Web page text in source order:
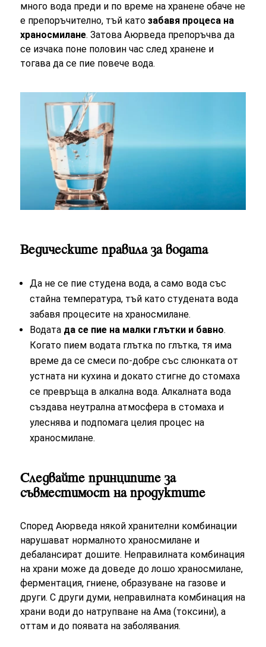
много вода преди и по време на хранене обаче не
е препоръчително, тъй катозабавя процеса на
храносмилане. Затова Аюрведа препоръчва да
се изчака поне половин час след хранене и
тогава да се пие повече вода.
Ведическите правила за водата
Да не се пие студена вода, а само вода със
стайна температура, тъй като студената вода
забавя процесите на храносмилане.
Водата да се пие на малки глътки и бавно.
Когато пием водата глътка по глътка, тя има
време да се смеси по-добре със слюнката от
устната ни кухина и докато стигне до стомаха
се превръща в алкална вода. Алкалната вода
създава неутрална атмосфера в стомаха и
улеснява и подпомага целия процес на
храносмилане.
Следвайте принципите за
съвместимост на продуктите
Според Аюрведа някой хранителни комбинации
нарушават нормалното храносмилане и
дебалансират дошите. Неправилната комбинация
на храни може да доведе до лошо храносмилане,
ферментация, гниене, образуване на газове и
други. С други думи, неправилната комбинация на
храни води до натрупване на Ама (токсини), а
оттам и до появата на заболявания.